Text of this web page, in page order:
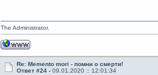
The Administrator.
Re: Memento mori - помни о смерти!
Ответ #24 -09.01.2020 :: 12:01:34